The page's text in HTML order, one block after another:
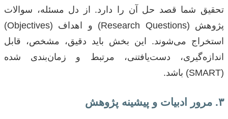
تحقیق شما قصد حل آن را دارد. از دل مسئله، سوالات
پژوهش (Research Questions) و اهداف (Objectives)
استخراج می‌شوند. این بخش باید دقیق، مشخص، قابل
اندازه‌گیری، دست‌یافتنی، مرتبط و زمان‌بندی شده
(SMART) باشد.
۳. مرور ادبیات و پیشینه پژوهش